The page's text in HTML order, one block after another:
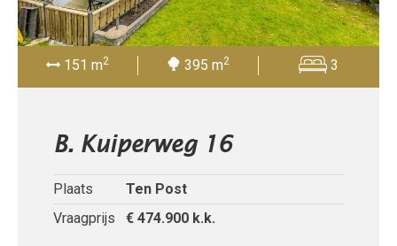
151 m2 395 m2 3
B. Kuiperweg 16
Plaats
Ten Post
Vraagprijs
€ 474.900 k.k.